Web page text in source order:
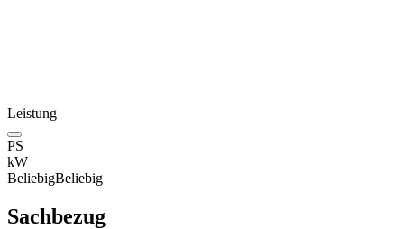
Leistung
PS
kW
BeliebigBeliebig
Sachbezug